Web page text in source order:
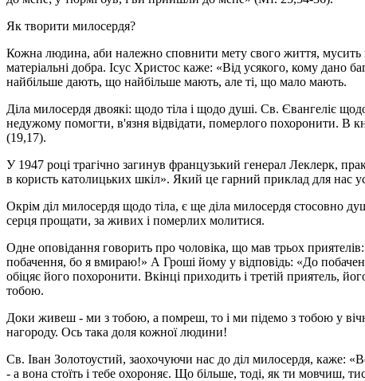
Як творити милосердя?
Кожна людина, аби належно сповнити мету свого життя, мусить
матеріальні добра. Ісус Христос каже: «Від усякого, кому дано
найбільше дають, що найбільше мають, але ті, що мало мають.
Діла милосердя двоякі: щодо тіла і щодо душі. Св. Євангеліє
недужому помогти, в'язня відвідати, померлого похоронити. В
(19,17).
У 1947 році трагічно загинув французький генерал Леклерк,
в користь католицьких шкіл». Який це гарний приклад для нас
Окрім діл милосердя щодо тіла, є ще діла милосердя стосовно
серця прощати, за живих і померлих молитися.
Одне оповідання говорить про чоловіка, що мав трьох
побачення, бо я вмираю!» А Гроші йому у відповідь: «До
обіцяє його похоронити. Вкінці приходить і третій приятель,
тобою.
Доки живеш - ми з тобою, а помреш, то і ми підемо з тобою у
нагороду. Ось така доля кожної людини!
Св. Іван Золотоустий, заохочуючи нас до діл милосердя, каже:
- а вона стоїть і тебе охороняє. Що більше, тоді, як ти мовчиш,